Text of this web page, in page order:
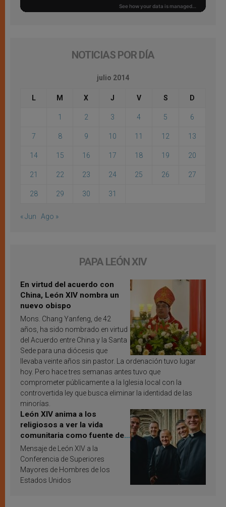
NOTICIAS POR DÍA
julio 2014
L M X J V S D
1 2 3 4 5 6
7 8 9 10 11 12 13
14 15 16 17 18 19 20
21 22 23 24 25 26 27
28 29 30 31
« Jun Ago »
PAPA LEÓN XIV
En virtud del acuerdo con
China, León XIV nombra un
nuevo obispo
Mons. Chang Yanfeng, de 42
años, ha sido nombrado en virtud
del Acuerdo entre China y la Santa
Sede para una diócesis que
llevaba veinte años sin pastor. La ordenación tuvo lugar
hoy. Pero hace tres semanas antes tuvo que
comprometer públicamente a la Iglesia local con la
controvertida ley que busca eliminar la identidad de las
minorías.
León XIV anima a los
religiosos a ver la vida
comunitaria como fuente de
inspiración y santificación
Mensaje de León XIV a la
Conferencia de Superiores
Mayores de Hombres de los
Estados Unidos